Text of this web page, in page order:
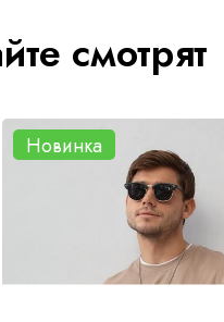
смотрят
Новинка